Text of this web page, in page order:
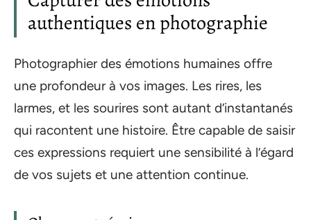
authentiques en photographie
Photographier des émotions humaines offre
une profondeur à vos images. Les rires, les
larmes, et les sourires sont autant d’instantanés
qui racontent une histoire. Être capable de saisir
ces expressions requiert une sensibilité à l’égard
de vos sujets et une attention continue.